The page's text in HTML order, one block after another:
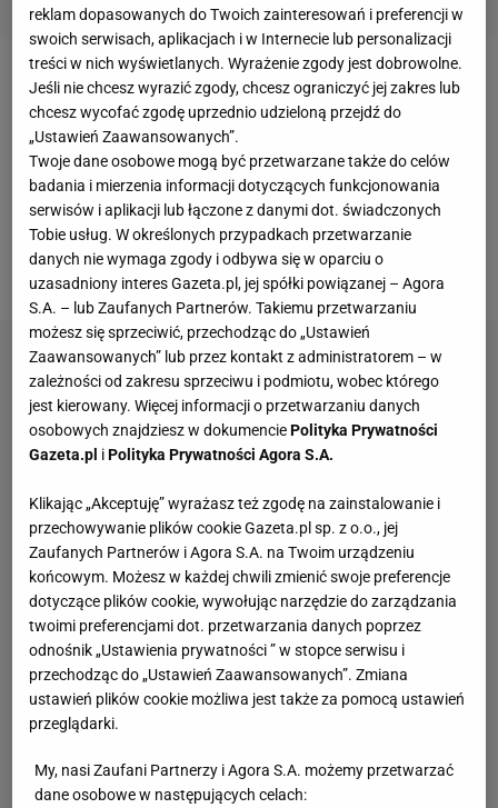
Dwa tygodnie temu Jakub Szymański został
halowym mistrzem Europy. Do Apeldoorn pojechał w
roli faworyta i cały czas podkreślał, że nim jest.
Powtarzał, że interesuje go tylko złoto. Po
eliminacjach i półfinałach podkreślał, że oszczędzał
siły, że kumulował energię na finał. I w nim nie
zawiódł, pobiegł po złoto.
reklam dopasowanych do Twoich zainteresowań i preferencji w
swoich serwisach, aplikacjach i w Internecie lub personalizacji
treści w nich wyświetlanych. Wyrażenie zgody jest dobrowolne.
Jeśli nie chcesz wyrazić zgody, chcesz ograniczyć jej zakres lub
chcesz wycofać zgodę uprzednio udzieloną przejdź do
„Ustawień Zaawansowanych”.
Twoje dane osobowe mogą być przetwarzane także do celów
badania i mierzenia informacji dotyczących funkcjonowania
serwisów i aplikacji lub łączone z danymi dot. świadczonych
Tobie usług. W określonych przypadkach przetwarzanie
danych nie wymaga zgody i odbywa się w oparciu o
uzasadniony interes Gazeta.pl, jej spółki powiązanej – Agora
S.A. – lub Zaufanych Partnerów. Takiemu przetwarzaniu
możesz się sprzeciwić, przechodząc do „Ustawień
Zaawansowanych” lub przez kontakt z administratorem – w
zależności od zakresu sprzeciwu i podmiotu, wobec którego
jest kierowany. Więcej informacji o przetwarzaniu danych
osobowych znajdziesz w dokumenciePolityka Prywatności
Gazeta.pl iPolityka Prywatności Agora S.A.
Klikając „Akceptuję” wyrażasz też zgodę na zainstalowanie i
przechowywanie plików cookie Gazeta.pl sp. z o.o., jej
Zaufanych Partnerów i Agora S.A. na Twoim urządzeniu
końcowym. Możesz w każdej chwili zmienić swoje preferencje
dotyczące plików cookie, wywołując narzędzie do zarządzania
twoimi preferencjami dot. przetwarzania danych poprzez
odnośnik „Ustawienia prywatności ” w stopce serwisu i
przechodząc do „Ustawień Zaawansowanych”. Zmiana
ustawień plików cookie możliwa jest także za pomocą ustawień
przeglądarki.
My, nasi Zaufani Partnerzy i Agora S.A. możemy przetwarzać
dane osobowe w następujących celach: